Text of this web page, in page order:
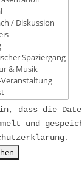
dass die
und